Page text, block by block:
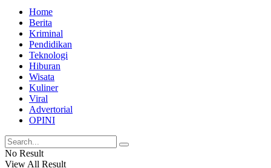
Home
Berita
Kriminal
Pendidikan
Teknologi
Hiburan
Wisata
Kuliner
Viral
Advertorial
OPINI
No Result
View All Result